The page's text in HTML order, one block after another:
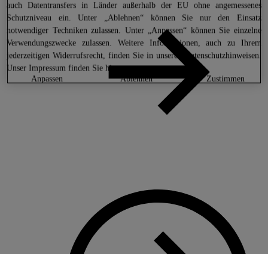
auch Datentransfers in Länder außerhalb der EU ohne angemessenes
Schutzniveau ein. Unter „Ablehnen“ können Sie nur den Einsatz
notwendiger Techniken zulassen. Unter „Anpassen“ können Sie einzelne
Verwendungszwecke zulassen. Weitere Informationen, auch zu Ihrem
jederzeitigen Widerrufsrecht, finden Sie in unseren
Datenschutzhinweisen.
Unser Impressum finden Sie hier.
ablehnen
zustimmen
anpassen